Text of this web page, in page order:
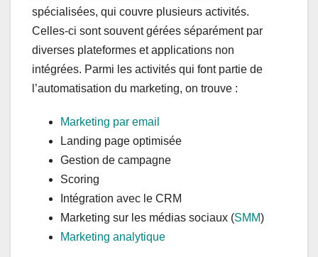
spécialisées, qui couvre plusieurs activités.
Celles-ci sont souvent gérées séparément par
diverses plateformes et applications non
intégrées. Parmi les activités qui font partie de
l’automatisation du marketing, on trouve :
Marketing par email
Landing page optimisée
Gestion de campagne
Scoring
Intégration avec le CRM
Marketing sur les médias sociaux (SMM)
Marketing analytique